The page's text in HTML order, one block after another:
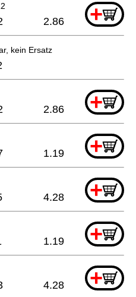
+
2.86
kein Ersatz
+
2.86
+
1.19
+
4.28
+
1.19
+
4.28